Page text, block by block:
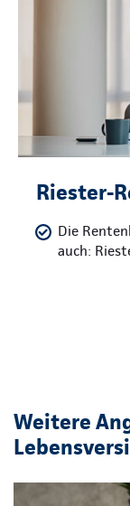
Riester-
Die
auch:
Weitere